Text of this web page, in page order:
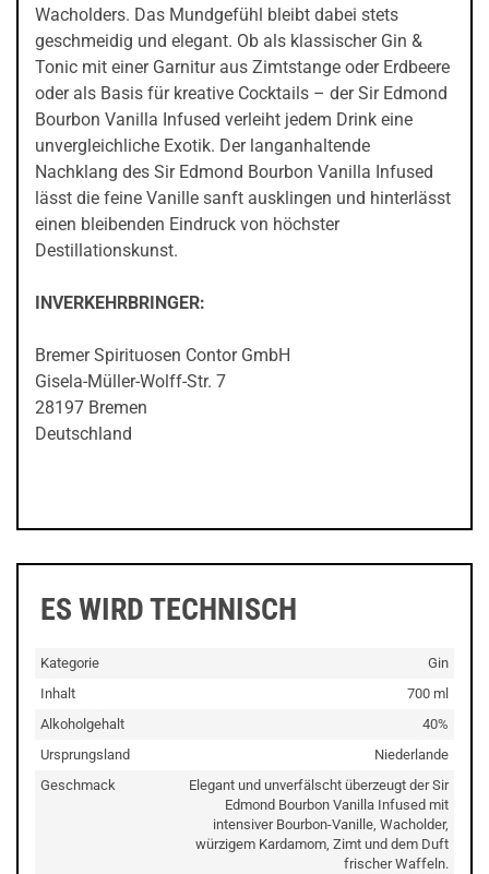
Wacholders. Das Mundgefühl bleibt dabei stets
geschmeidig und elegant. Ob als klassischer Gin &
Tonic mit einer Garnitur aus Zimtstange oder Erdbeere
oder als Basis für kreative Cocktails – der Sir Edmond
Bourbon Vanilla Infused verleiht jedem Drink eine
unvergleichliche Exotik. Der langanhaltende
Nachklang des Sir Edmond Bourbon Vanilla Infused
lässt die feine Vanille sanft ausklingen und hinterlässt
einen bleibenden Eindruck von höchster
Destillationskunst.
INVERKEHRBRINGER:
Bremer Spirituosen Contor GmbH
Gisela-Müller-Wolff-Str. 7
28197 Bremen
Deutschland
ES WIRD TECHNISCH
Kategorie
Gin
Inhalt
700 ml
Alkoholgehalt
40%
Ursprungsland
Niederlande
Geschmack
Elegant und unverfälscht überzeugt der Sir
Edmond Bourbon Vanilla Infused mit
intensiver Bourbon-Vanille, Wacholder,
würzigem Kardamom, Zimt und dem Duft
frischer Waffeln.